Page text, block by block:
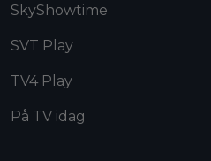
SkyShowtime
SVT Play
TV4 Play
På TV idag